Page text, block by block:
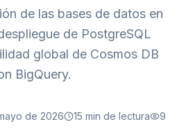
de las bases de datos en
de PostgreSQL
global de Cosmos DB
BigQuery.
de 2026 15 min de lectura 9